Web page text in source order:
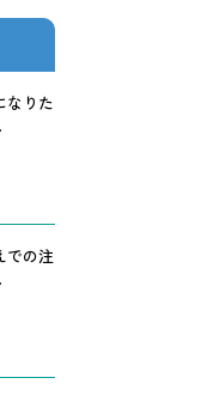
なりた
での注